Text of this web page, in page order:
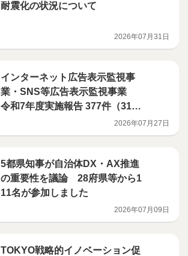
耐震化の状況について
2026年07月31日
インターネット広告表示監視事
業・SNS等広告表示監視事業
令和7年度実施報告 377件（312
事業者）に対し、改善指導を行
いました！
2026年07月27日
5都県知事が自治体DX・AX推進
の重要性を議論 28府県等から1
11名が参加しました
2026年07月09日
TOKYO戦略的イノベーション促